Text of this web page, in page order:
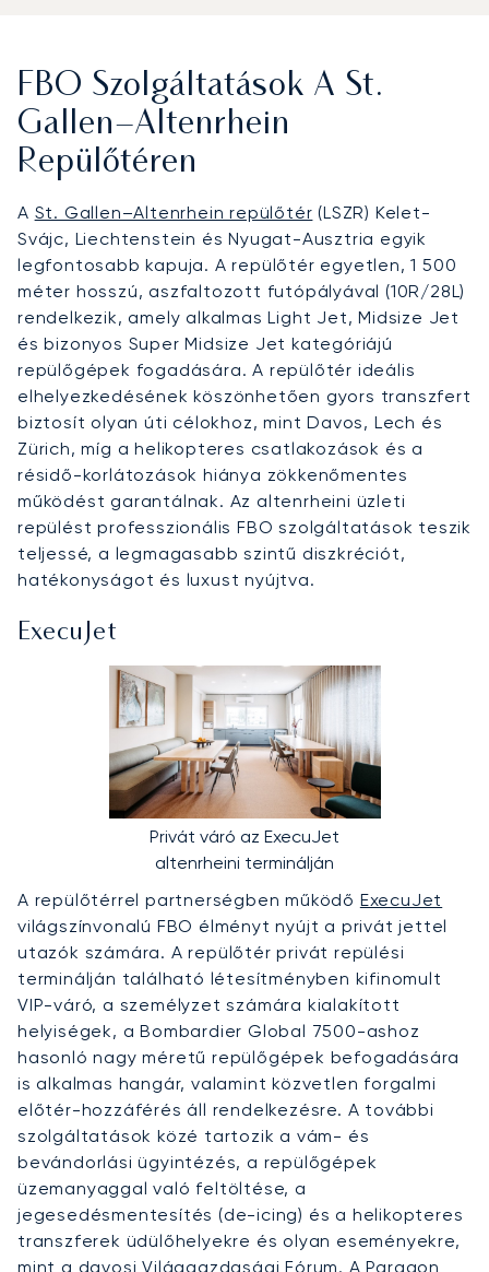
FBO Szolgáltatások A St.
Gallen–Altenrhein
Repülőtéren
A St. Gallen–Altenrhein repülőtér (LSZR) Kelet-
Svájc, Liechtenstein és Nyugat-Ausztria egyik
legfontosabb kapuja. A repülőtér egyetlen, 1 500
méter hosszú, aszfaltozott futópályával (10R/28L)
rendelkezik, amely alkalmas Light Jet, Midsize Jet
és bizonyos Super Midsize Jet kategóriájú
repülőgépek fogadására. A repülőtér ideális
elhelyezkedésének köszönhetően gyors transzfert
biztosít olyan úti célokhoz, mint Davos, Lech és
Zürich, míg a helikopteres csatlakozások és a
résidő-korlátozások hiánya zökkenőmentes
működést garantálnak. Az altenrheini üzleti
repülést professzionális FBO szolgáltatások teszik
teljessé, a legmagasabb szintű diszkréciót,
hatékonyságot és luxust nyújtva.
ExecuJet
Privát váró az ExecuJet
altenrheini terminálján
A repülőtérrel partnerségben működő ExecuJet
világszínvonalú FBO élményt nyújt a privát jettel
utazók számára. A repülőtér privát repülési
terminálján található létesítményben kifinomult
VIP-váró, a személyzet számára kialakított
helyiségek, a Bombardier Global 7500-ashoz
hasonló nagy méretű repülőgépek befogadására
is alkalmas hangár, valamint közvetlen forgalmi
előtér-hozzáférés áll rendelkezésre. A további
szolgáltatások közé tartozik a vám- és
bevándorlási ügyintézés, a repülőgépek
üzemanyaggal való feltöltése, a
jegesedésmentesítés (de-icing) és a helikopteres
transzferek üdülőhelyekre és olyan eseményekre,
mint a davosi Világgazdasági Fórum. A Paragon